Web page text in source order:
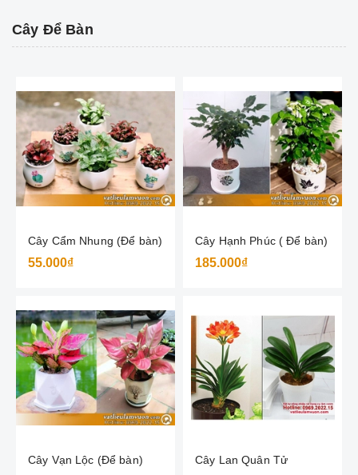
Cây Để Bàn
Cây Cẩm Nhung (Để bàn)
55.000₫
Cây Hạnh Phúc ( Để bàn)
185.000₫
Cây Vạn Lộc (Để bàn) Cây Lan Quân Tử